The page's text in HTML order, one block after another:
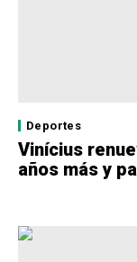
Deportes
Vinícius
años más y